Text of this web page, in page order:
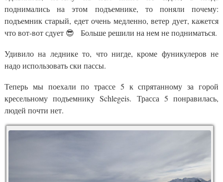
поднимались на этом подъемнике, то поняли почему:
подъемник старый, едет очень медленно, ветер дует, кажется
что вот-вот сдует 😎 Больше решили на нем не подниматься.
Удивило на леднике то, что нигде, кроме фуникулеров не
надо использовать ски пассы.
Теперь мы поехали по трассе 5 к спрятанному за горой
кресельному подъемнику Schlegeis. Трасса 5 понравилась,
людей почти нет.